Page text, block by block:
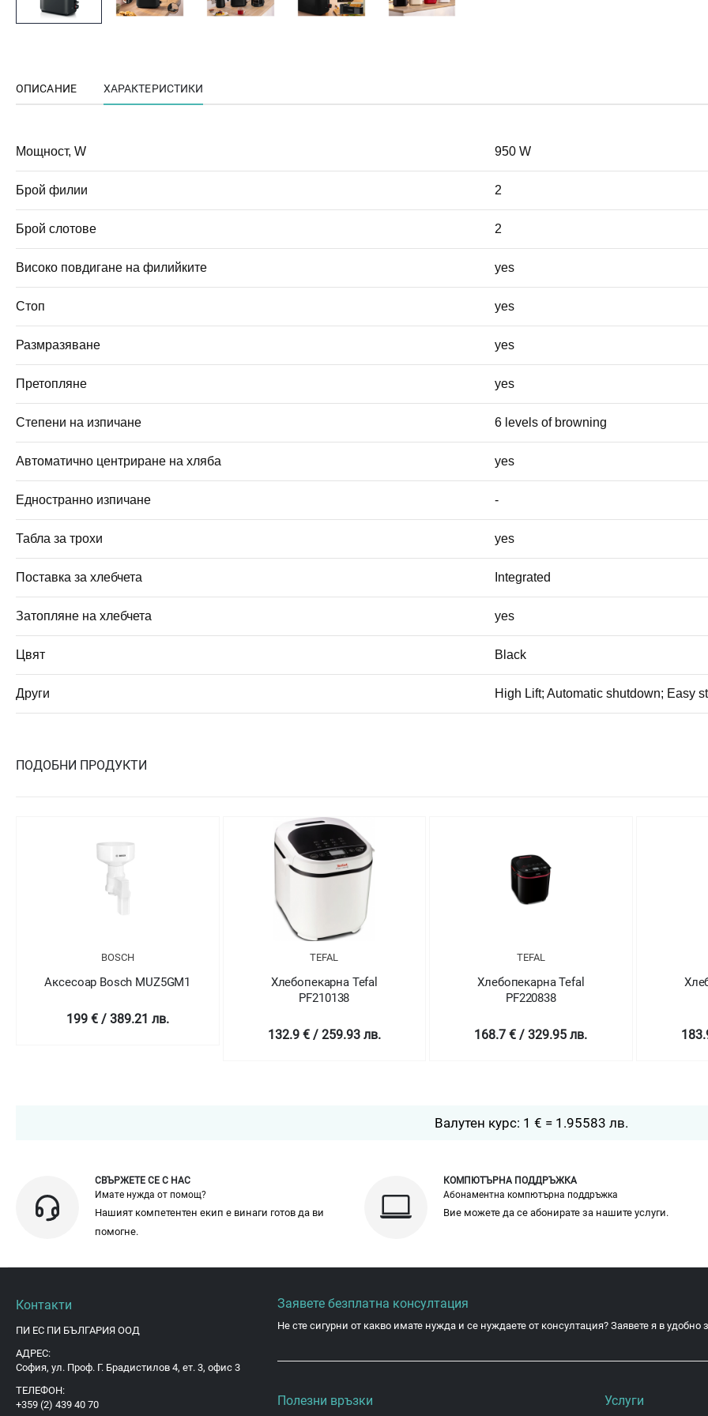
ОПИСАНИЕ ХАРАКТЕРИСТИКИ
Мощност, W 950 W
Брой филии 2
Брой слотове 2
Високо повдигане на филийките yes
Стоп yes
Размразяване yes
Претопляне yes
Степени на изпичане 6 levels of browning
Автоматично центриране на хляба yes
Едностранно изпичане -
Табла за трохи yes
Поставка за хлебчета Integrated
Затопляне на хлебчета yes
Цвят Black
Други High Lift; Automatic shutdown; Easy
ПОДОБНИ ПРОДУКТИ
Хлебопекарна Tefal
Хлебопекарна Tefal
PF220838
168.7 € / 329.95 лв.
Хлебопекарна Tefal
PF240E38
183.9 € / 359.68 лв.
Валутен курс: 1 € = 1.95583 лв.
СВЪРЖЕТЕ СЕ С НАС
Имате нужда от помощ?
Нашият компетентен екип е винаги готов да ви
помогне.
КОМПЮТЪРНА ПОДДРЪЖКА
Абонаментна компютърна поддръжка
Вие можете да се абонирате за нашите услуги.
Контакти
ПИ ЕС ПИ БЪЛГАРИЯ ООД
АДРЕС:
София, ул. Проф. Г. Брадистилов 4, ет. 3, офис 3
ТЕЛЕФОН:
+359 (2) 439 40 70
Заявете безплатна консултация
Не сте сигурни от какво имате нужда и се нуждаете от консултация? Заявете я в удобно
Полезни връзки Услуги